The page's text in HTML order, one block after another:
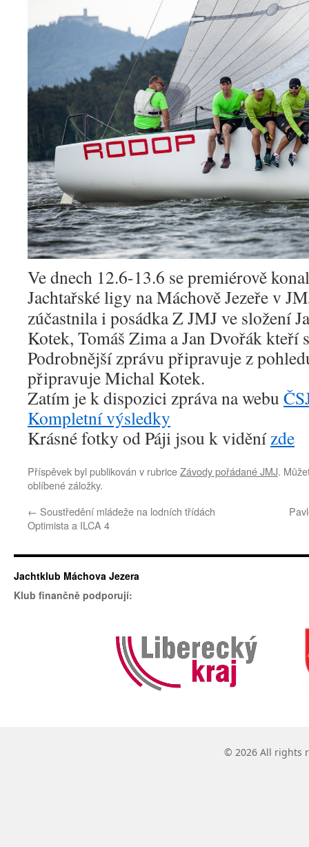
Ve dnech 12.6-13.6 se premiérově
Jachtařské ligy na Máchově Jezeře v
zúčastnila i posádka Z JMJ ve složení
Kotek, Tomáš Zima a Jan Dvořák kteří
Podrobnější zprávu připravuje z
připravuje Michal Kotek.
Zatím je k dispozici zpráva na webu
Kompletní výsledky
Krásné fotky od Páji jsou k viděnízde
Příspěvek byl publikován v rubriceZávody pořádané JMJ.
oblíbené záložky.
← Soustředění mládeže na lodních třídách
Optimista a ILCA 4
Jachtklub Máchova Jezera
Klub finančně podporují:
© 2026 All rights